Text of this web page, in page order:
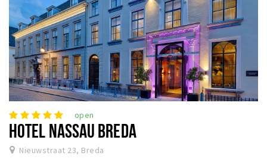
open
HOTEL NASSAU BREDA
Nieuwstraat 23, Breda